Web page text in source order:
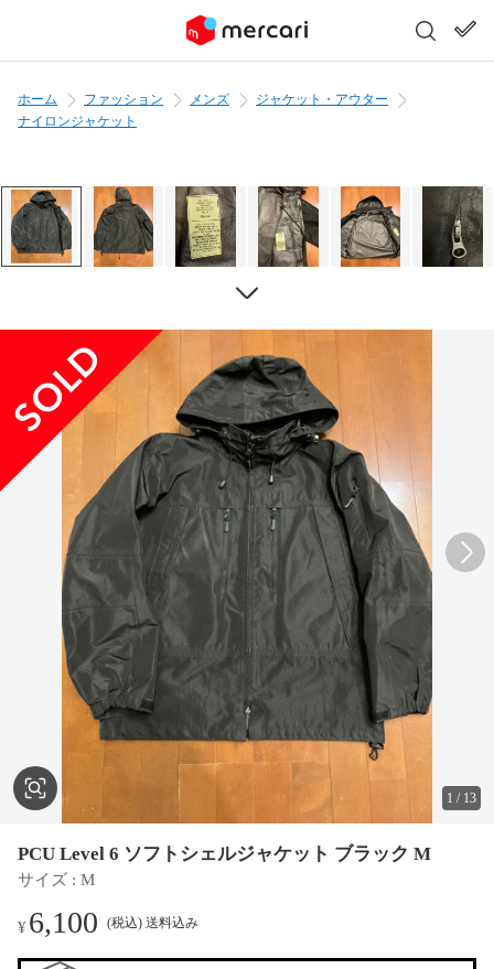
ホーム ファッション メンズ
ジャケット・アウター
ナイロンジャケット
1 / 13
PCU Level 6 ソフトシェルジャケット ブラック M
サイズ : M
¥6,100 (税込) 送料込み